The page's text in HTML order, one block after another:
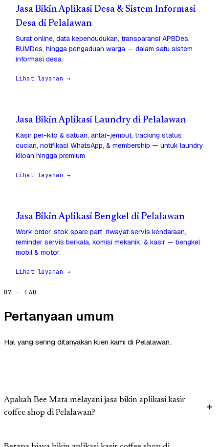
Jasa Bikin Aplikasi Desa & Sistem Informasi
Desa di Pelalawan
Surat online, data kependudukan, transparansi APBDes,
BUMDes, hingga pengaduan warga — dalam satu sistem
informasi desa.
Lihat layanan →
Jasa Bikin Aplikasi Laundry di Pelalawan
Kasir per-kilo & satuan, antar-jemput, tracking status
cucian, notifikasi WhatsApp, & membership — untuk laundry
kiloan hingga premium.
Lihat layanan →
Jasa Bikin Aplikasi Bengkel di Pelalawan
Work order, stok spare part, riwayat servis kendaraan,
reminder servis berkala, komisi mekanik, & kasir — bengkel
mobil & motor.
Lihat layanan →
07 — FAQ
Pertanyaan umum
Hal yang sering ditanyakan klien kami di Pelalawan.
Apakah Bee Mata melayani jasa bikin aplikasi kasir
coffee shop di Pelalawan?